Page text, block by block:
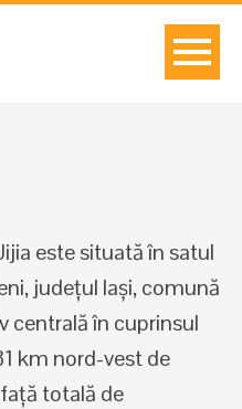
este situată în satul
județul Iași, comună
centrală în cuprinsul
km nord-vest de
totală de